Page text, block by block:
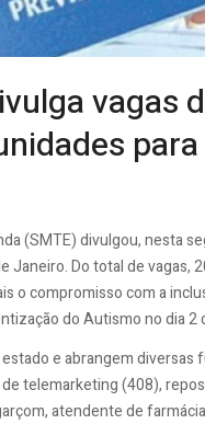
vagas
(SMTE) divulgou, nesta
Do total de vagas,
o compromisso com a
do Autismo no dia 2
e abrangem
telemarketing (408),
atendente de